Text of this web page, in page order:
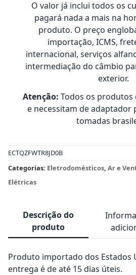
O valor já inclui todos os
pagará nada a mais na
produto. O preço
importação, ICMS,
internacional, serviços
intermediação do câmbio
exterior.
Atenção: Todos os produtos
e necessitam de adaptador
tomadas
ECTQZFWTR8JD0B
Categorias: Eletrodomésticos, Ar e
Elétricas
Descrição do
produto
Produto importado dos Estados
entrega é de até 15 dias úteis.